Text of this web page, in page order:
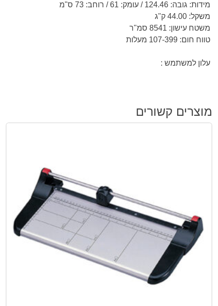
מידות: גובה: 124.46 / עומק: 61 / רוחב: 73 ס"מ
משקל: 44.00 ק"ג
משטח עישון: 8541 סמ"ר
טווח חום: 107-399 מעלות
עלון למשתמש :
מוצרים קשורים